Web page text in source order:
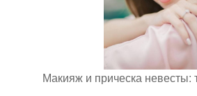
Макияж и прическа невесты: